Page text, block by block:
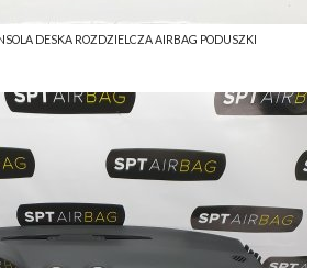
DESKA ROZDZIELCZA AIRBAG PODUSZKI